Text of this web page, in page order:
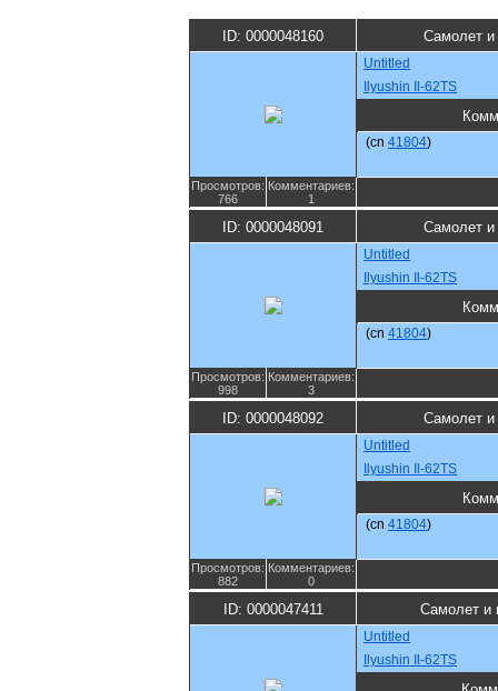
ID: 0000048160 Самолет и
Untitled
Ilyushin Il-62TS
(cn 41804)
Просмотров:
766
Комментариев:
1
ID: 0000048091 Самолет и
Untitled
Ilyushin Il-62TS
(cn 41804)
Просмотров:
998
Комментариев:
3
ID: 0000048092 Самолет и
Untitled
Ilyushin Il-62TS
(cn 41804)
Просмотров:
882
Комментариев:
0
ID: 0000047411 Самолет и
Untitled
Ilyushin Il-62TS